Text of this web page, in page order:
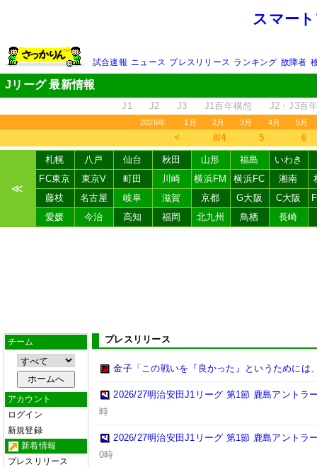
スマー
試合速報 ニュース プレスリリース ランキング 故障者
Jリーグ 最新情報
J1 J2 J3 J1百年構想 J2・J3百
2026年 1月 2月 3月 4月 5月
＜ 8/4 5 6
≪
札幌 八戸 仙台 秋田 山形 福島
いわき
FC東京
東京V 町田 川崎 横浜FM 横浜FC 湘南
藤枝
名古屋 岐阜 滋賀 京都 G大阪 C大阪
愛媛
今治 高知 福岡 北九州 鳥栖 長崎
チーム
アカウント
ログイン
新規登録
新着情報
プレスリリース
プレスリリース
金子「この戦いを『良かった』というためには
2026/27明治安田J1リーグ 第1節 鹿島アントラ
時
2026/27明治安田J1リーグ 第1節 鹿島アントラ
0時